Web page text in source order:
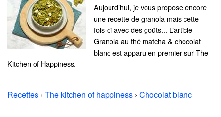
Aujourd’hui, je vous propose encore
une recette de granola mais cette
fois-ci avec des goûts... L’article
Granola au thé matcha & chocolat
blanc est apparu en premier sur The
Kitchen of Happiness.
Recettes › The kitchen of happiness › Chocolat blanc